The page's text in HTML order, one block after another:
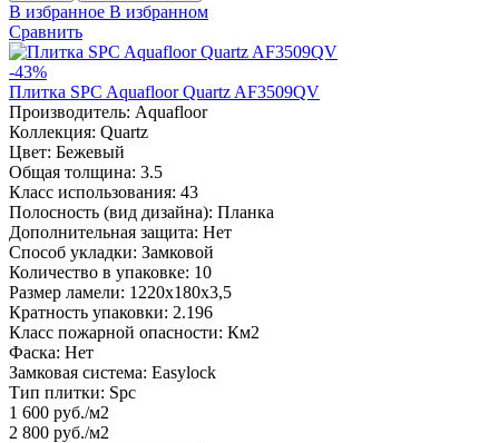
В избранное В избранном
Сравнить
-43%
Плитка SPC Aquafloor Quartz AF3509QV
Производитель: Aquafloor
Коллекция: Quartz
Цвет: Бежевый
Общая толщина: 3.5
Класс использования: 43
Полосность (вид дизайна): Планка
Дополнительная защита: Нет
Способ укладки: Замковой
Количество в упаковке: 10
Размер ламели: 1220х180х3,5
Кратность упаковки: 2.196
Класс пожарной опасности: Км2
Фаска: Нет
Замковая система: Easylock
Тип плитки: Spc
1 600 руб./м2
2 800 руб./м2